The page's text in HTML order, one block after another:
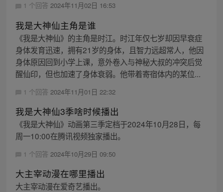
1 个回答 2024年11月02日 16:53
我是大神仙主角是谁
《我是大神仙》的主角是时江。时江年仅七岁却因早衰症
身体发育迅速，拥有21岁的身体，且智力远超常人，他因
身体原因回到小学上课，意外卷入与神秘大叔的冲突后觉
醒仙印，但也加速了身体衰弱。他带着寄宿体内的某位...
1 个回答 2024年11月01日 22:32
我是大神仙3季啥时候播出
《我是大神仙》动画第三季定档于2024年10月28日，每
周一10:00在腾讯视频独家播出。
1 个回答 2024年10月29日 09:50
大主宰动漫在哪里播出
大主宰动漫在爱奇艺播出。